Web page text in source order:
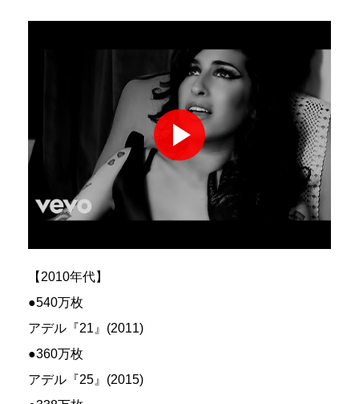
【2010年代】
●540万枚
アデル『21』(2011)
●360万枚
アデル『25』(2015)